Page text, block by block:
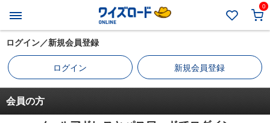
0
ログイン／新規会員登録
ログイン 新規会員登録
会員の方